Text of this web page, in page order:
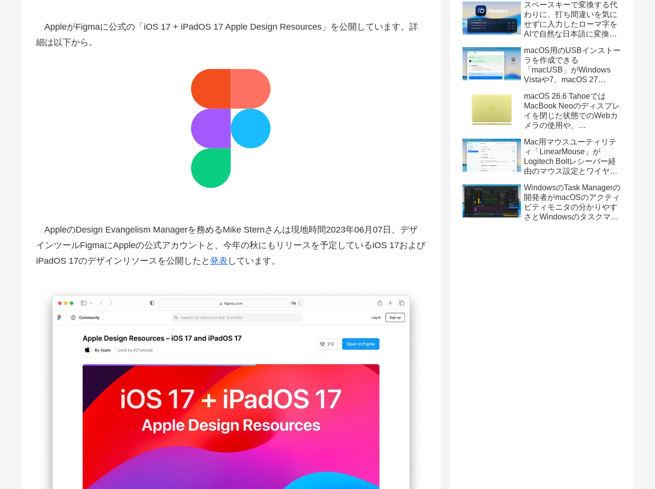
AppleがFigmaに公式の「iOS 17 + iPadOS 17 Apple Design Resources」を公開しています。詳
細は以下から。
AppleのDesign Evangelism Managerを務めるMike Sternさんは現地時間2023年06月07日、デザ
インツールFigmaにAppleの公式アカウントと、今年の秋にもリリースを予定しているiOS 17および
iPadOS 17のデザインリソースを公開したと 発表 しています。
画の質問やAsk ChatGPT機
能を追加。
スペースキーで変換する代
わりに、打ち間違いを気に
せずに入力したローマ字を
AIで自然な日本語に変換し
力アプリ「Nospace」がリ
リース。
macOS用のUSBインストー
ラを作成できる
「macUSB」がWindows
Vistaや7、macOS 27
トーラの作成に対応。
macOS 26.6 Tahoeでは
MacBook Neoのディスプレ
イを閉じた状態でのWebカ
メラの使用や、
利用しMacBook Neoを復元
する際の安定性が向上。
Mac用マウスユーティリテ
ィ「LinearMouse」が
Logitech Boltレシーバー経
由のマウス設定とワイヤレ
ックボールに対応。
WindowsのTask Managerの
開発者がmacOSのアクティ
ビティモニタの分かりやす
さとWindowsのタスクマネ